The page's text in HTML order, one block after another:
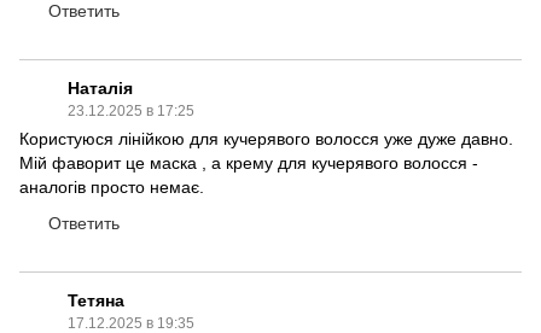
Ответить
Наталія
23.12.2025 в 17:25
Користуюся лінійкою для кучерявого волосся уже дуже давно.
Мій фаворит це маска , а крему для кучерявого волосся -
аналогів просто немає.
Ответить
Тетяна
17.12.2025 в 19:35